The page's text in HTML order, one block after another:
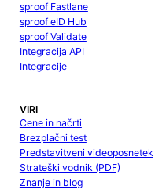
sproof Fastlane
sproof eID Hub
sproof Validate
Integracija API
Integracije
VIRI
Cene in načrti
Brezplačni test
Predstavitveni videoposnetek
Strateški vodnik (PDF)
Znanje in blog